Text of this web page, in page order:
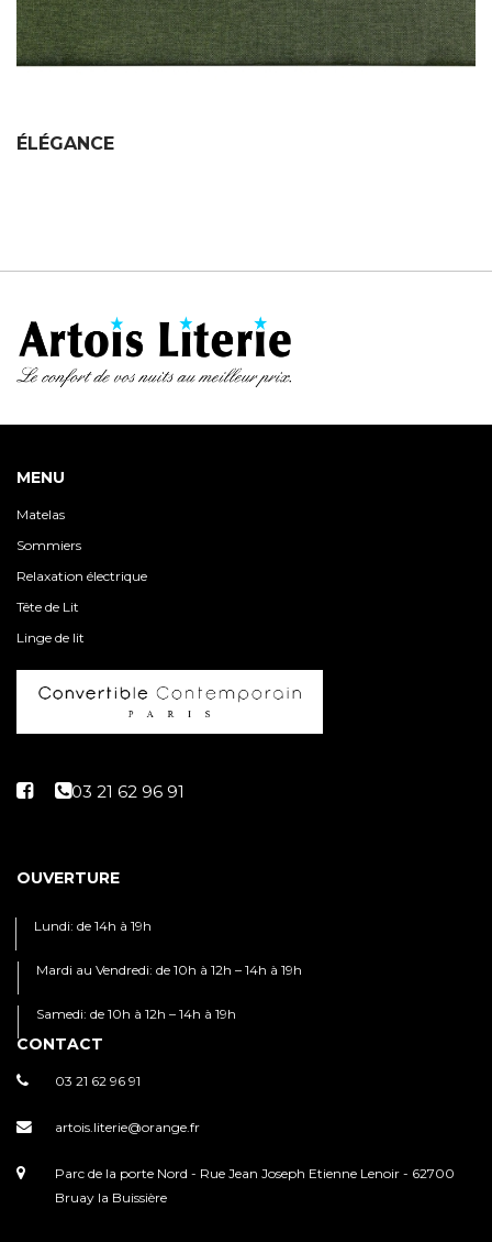
ÉLÉGANCE
MENU
Matelas
Sommiers
Relaxation électrique
Tête de Lit
Linge de lit
OUVERTURE
Lundi: de 14h à 19h
Mardi au Vendredi: de 10h à 12h – 14h à 19h
Samedi: de 10h à 12h – 14h à 19h
CONTACT
03 21 62 96 91
artois.literie@orange.fr
Parc de la porte Nord - Rue Jean Joseph Etienne Lenoir - 62700
Bruay la Buissière